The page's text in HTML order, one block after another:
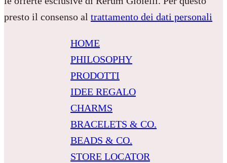
presto il consenso al trattamento dei dati personali
HOME
PHILOSOPHY
PRODOTTI
IDEE REGALO
CHARMS
BRACELETS & CO.
BEADS & CO.
STORE LOCATOR